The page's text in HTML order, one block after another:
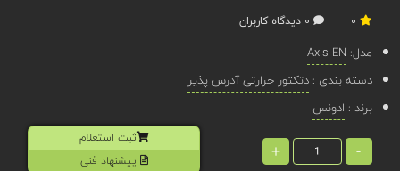
مدل: Axis EN
دسته بندی :دتکتور حرارتی آدرس پذیر
برند : ادونس
-
+
ثبت استعلام
پیشنهاد فنی